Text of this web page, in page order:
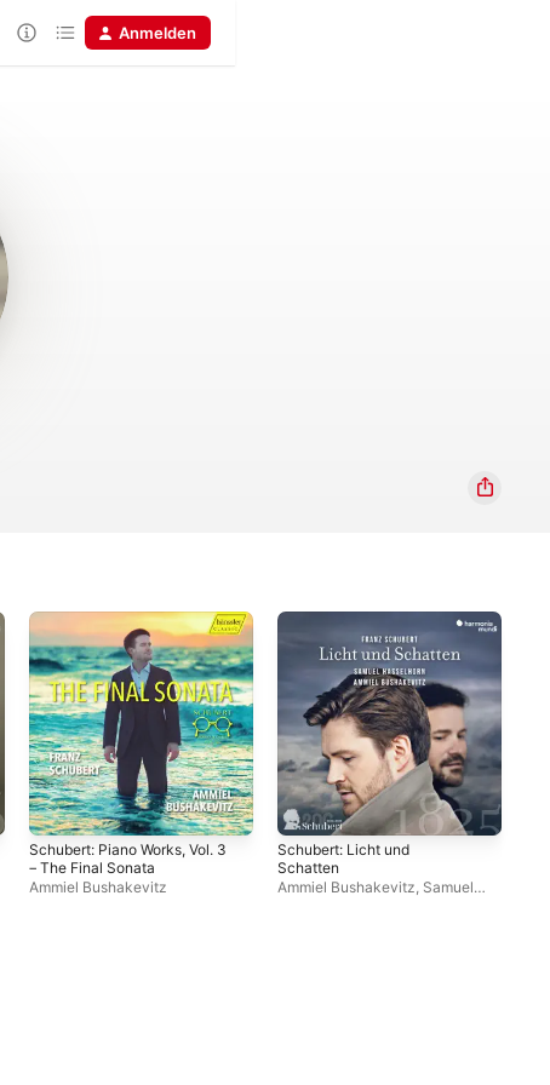
Anmelden
Schubert: Piano Works, Vol. 3
– The Final Sonata
Ammiel Bushakevitz
Schubert: Licht und
Schatten
Ammiel Bushakevitz Samuel